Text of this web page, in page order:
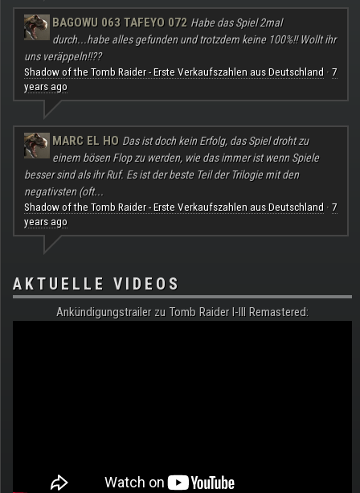
BAGOWU 063 TAFEYO 072 Habe das Spiel 2mal
durch...habe alles gefunden und trotzdem keine 100%!! Wollt ihr
uns veräppeln!!??
Shadow of the Tomb Raider - Erste Verkaufszahlen aus Deutschland · 7
years ago
MARC EL HO Das ist doch kein Erfolg, das Spiel droht zu
einem bösen Flop zu werden, wie das immer ist wenn Spiele
besser sind als ihr Ruf. Es ist der beste Teil der Trilogie mit den
negativsten (oft...
Shadow of the Tomb Raider - Erste Verkaufszahlen aus Deutschland · 7
years ago
AKTUELLE VIDEOS
Ankündigungstrailer zu Tomb Raider I-III Remastered: